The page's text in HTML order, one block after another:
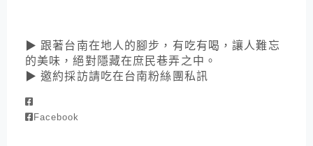
▶ 跟著台南在地人的腳步，有吃有喝，讓人難忘
的美味，絕對隱藏在庶民巷弄之中。
▶ 邀約採訪請吃在台南粉絲團私訊
Facebook